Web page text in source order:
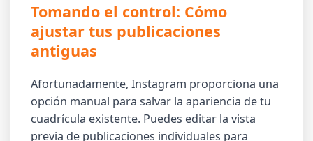
Tomando el control: Cómo
ajustar tus publicaciones
antiguas
Afortunadamente, Instagram proporciona una
opción manual para salvar la apariencia de tu
cuadrícula existente. Puedes editar la vista
previa de publicaciones individuales para